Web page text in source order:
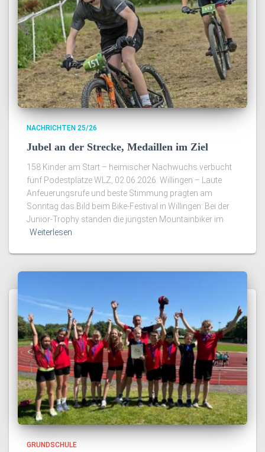
NACHRICHTEN 25/26
Jubel an der Strecke, Medaillen im Ziel
158 Kinder am Start – heimischer Nachwuchs verbucht
fünf Podestplätze WLZ, 02.06.2026: Willingen – Laute
Anfeuerungsrufe und beste Stimmung prägten am
Sonntag das Bild beim Bike-Festival in Willingen: Bei der
Junior-Trophy standen die jüngsten Mountainbiker im
Weiterlesen
GRUNDSCHULE